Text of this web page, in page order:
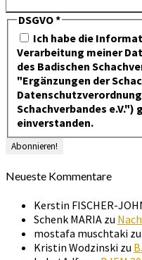
DSGVO*
Ich habe die
Verarbeitung meiner
des Badischen
"Ergänzungen der
Schachverbandes e.V.")
einverstanden.
Neueste Kommentare
Kerstin FISCHER-
Schenk MARIA zu
mostafa muschtaki zu
Kristin Wodzinski zu